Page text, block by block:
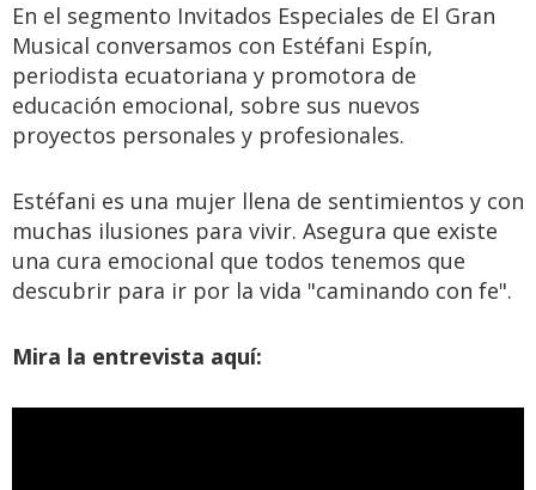
En el segmento Invitados Especiales de El Gran
Musical conversamos con Estéfani Espín,
periodista ecuatoriana y promotora de
educación emocional, sobre sus nuevos
proyectos personales y profesionales.
Estéfani es una mujer llena de sentimientos y con
muchas ilusiones para vivir. Asegura que existe
una cura emocional que todos tenemos que
descubrir para ir por la vida "caminando con fe".
Mira la entrevista aquí: